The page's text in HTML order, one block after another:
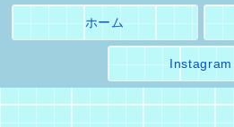
ホーム
Instagram